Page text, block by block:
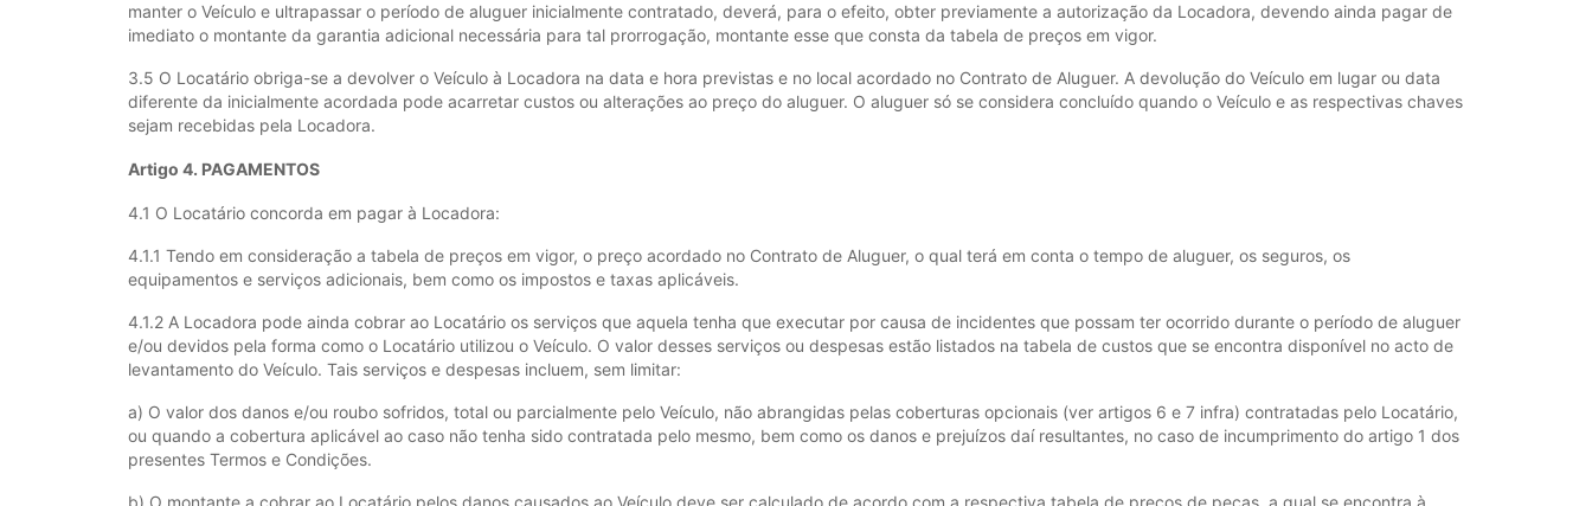
manter o Veículo e ultrapassar o período de aluguer inicialmente contratado, deverá, para o efeito, obter previamente a autorização da Locadora, devendo ainda pagar de
imediato o montante da garantia adicional necessária para tal prorrogação, montante esse que consta da tabela de preços em vigor.
3.5 O Locatário obriga-se a devolver o Veículo à Locadora na data e hora previstas e no local acordado no Contrato de Aluguer. A devolução do Veículo em lugar ou data
diferente da inicialmente acordada pode acarretar custos ou alterações ao preço do aluguer. O aluguer só se considera concluído quando o Veículo e as respectivas chaves
sejam recebidas pela Locadora.
Artigo 4. PAGAMENTOS
4.1 O Locatário concorda em pagar à Locadora:
4.1.1 Tendo em consideração a tabela de preços em vigor, o preço acordado no Contrato de Aluguer, o qual terá em conta o tempo de aluguer, os seguros, os
equipamentos e serviços adicionais, bem como os impostos e taxas aplicáveis.
4.1.2 A Locadora pode ainda cobrar ao Locatário os serviços que aquela tenha que executar por causa de incidentes que possam ter ocorrido durante o período de aluguer
e/ou devidos pela forma como o Locatário utilizou o Veículo. O valor desses serviços ou despesas estão listados na tabela de custos que se encontra disponível no acto de
levantamento do Veículo. Tais serviços e despesas incluem, sem limitar:
a) O valor dos danos e/ou roubo sofridos, total ou parcialmente pelo Veículo, não abrangidas pelas coberturas opcionais (ver artigos 6 e 7 infra) contratadas pelo Locatário,
ou quando a cobertura aplicável ao caso não tenha sido contratada pelo mesmo, bem como os danos e prejuízos daí resultantes, no caso de incumprimento do artigo 1 dos
presentes Termos e Condições.
b) O montante a cobrar ao Locatário pelos danos causados ao Veículo deve ser calculado de acordo com a respectiva tabela de preços de peças, a qual se encontra à